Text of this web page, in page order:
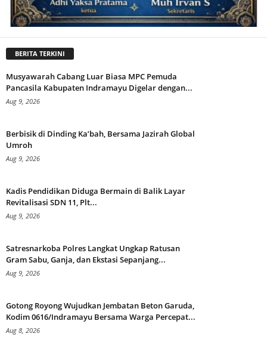
BERITA TERKINI
Musyawarah Cabang Luar Biasa MPC Pemuda
Pancasila Kabupaten Indramayu Digelar dengan...
Aug 9, 2026
Berbisik di Dinding Ka’bah, Bersama Jazirah Global
Umroh
Aug 9, 2026
Kadis Pendidikan Diduga Bermain di Balik Layar
Revitalisasi SDN 11, Plt...
Aug 9, 2026
Satresnarkoba Polres Langkat Ungkap Ratusan
Gram Sabu, Ganja, dan Ekstasi Sepanjang...
Aug 9, 2026
Gotong Royong Wujudkan Jembatan Beton Garuda,
Kodim 0616/Indramayu Bersama Warga Percepat...
Aug 8, 2026